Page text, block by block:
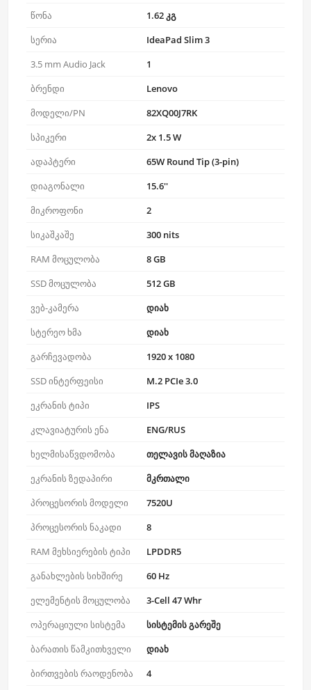
წონა
1.62 კგ
სერია
IdeaPad Slim 3
3.5 mm Audio Jack
1
ბრენდი
Lenovo
მოდელი/PN
82XQ00J7RK
სპიკერი
2x 1.5 W
ადაპტერი
65W Round Tip (3-pin)
დიაგონალი
15.6''
მიკროფონი
2
სიკაშკაშე
300 nits
RAM მოცულობა
8 GB
SSD მოცულობა
512 GB
ვებ-კამერა
დიახ
სტერეო ხმა
დიახ
გარჩევადობა
1920 x 1080
SSD ინტერფეისი
M.2 PCIe 3.0
ეკრანის ტიპი
IPS
კლავიატურის ენა
ENG/RUS
ხელმისაწვდომობა
თელავის მაღაზია
ეკრანის ზედაპირი
მკრთალი
პროცესორის მოდელი
7520U
პროცესორის ნაკადი
8
RAM მეხსიერების ტიპი
LPDDR5
განახლების სიხშირე
60 Hz
ელემენტის მოცულობა
3-Cell 47 Whr
ოპერაციული სისტემა
სისტემის გარეშე
ბარათის წამკითხველი
დიახ
ბირთვების რაოდენობა
4